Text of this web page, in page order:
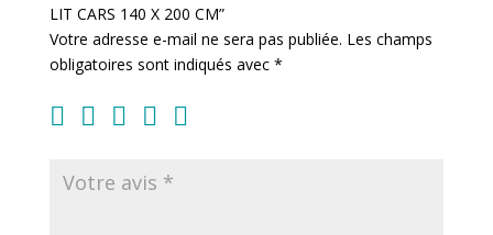
LIT CARS 140 X 200 CM”
Votre adresse e-mail ne sera pas publiée. Les champs
obligatoires sont indiqués avec *